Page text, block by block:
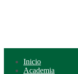
Inicio
Academia